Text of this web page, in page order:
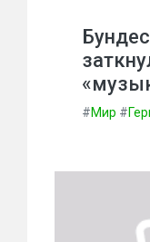
#Мир #